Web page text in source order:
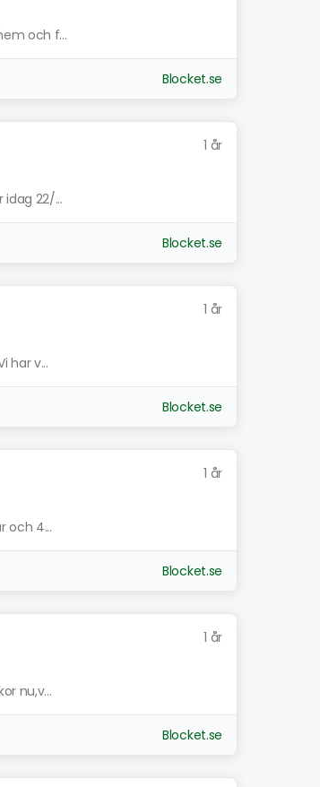
och f...
Blocket.se
1 år
22/...
Blocket.se
1 år
har v...
Blocket.se
1 år
och 4...
Blocket.se
1 år
nu,v...
Blocket.se